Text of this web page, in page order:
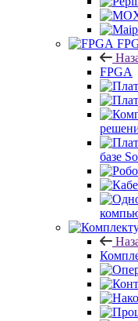
FPGA
базе